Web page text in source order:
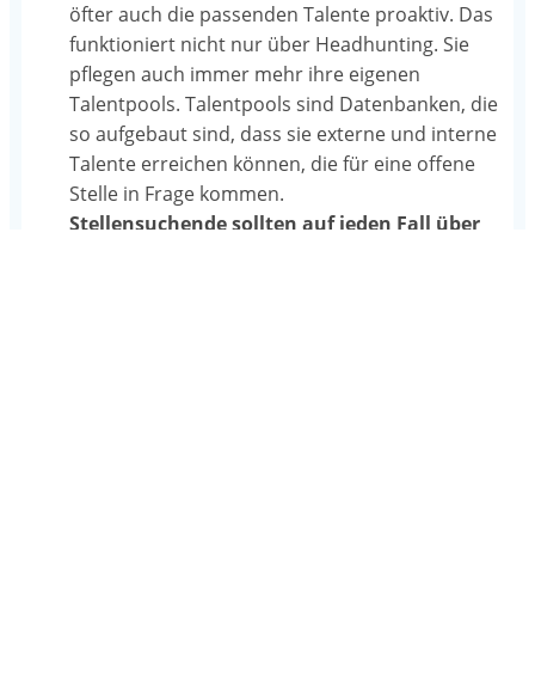
öfter auch die passenden Talente proaktiv. Das
funktioniert nicht nur über Headhunting. Sie
pflegen auch immer mehr ihre eigenen
Talentpools. Talentpools sind Datenbanken, die
so aufgebaut sind, dass sie externe und interne
Talente erreichen können, die für eine offene
Stelle in Frage kommen.
Stellensuchende sollten auf jeden Fall über